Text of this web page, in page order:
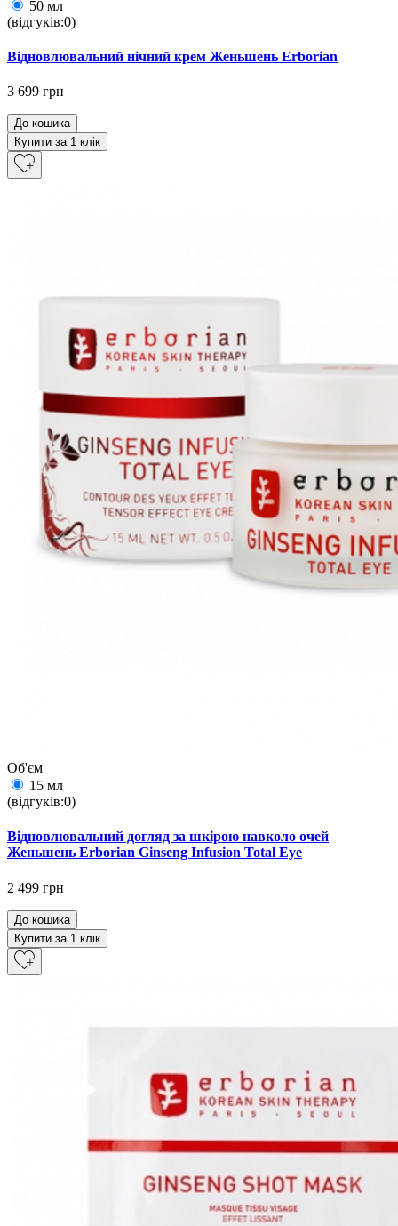
50 мл
(відгуків:0)
Відновлювальний нічний крем Женьшень Erborian
3 699 грн
До кошика
Купити за 1 клiк
Об'єм
15 мл
(відгуків:0)
Відновлювальний догляд за шкірою навколо очей
Женьшень Erborian Ginseng Infusion Total Eye
2 499 грн
До кошика
Купити за 1 клiк